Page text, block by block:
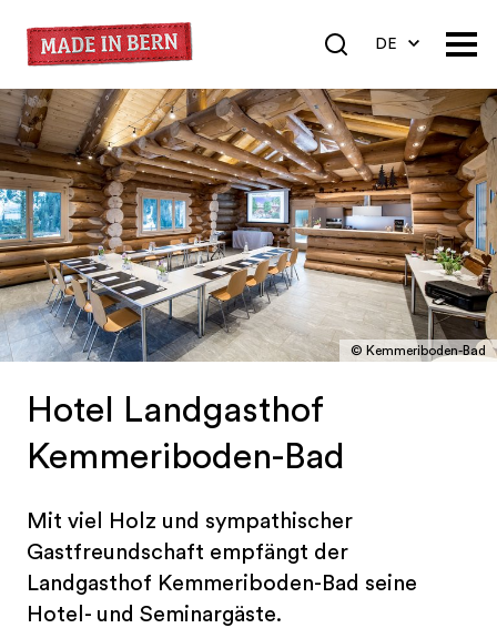
DE
FR
© Kemmeriboden-Bad
Hotel Landgasthof
Kemmeriboden-Bad
Mit viel Holz und sympathischer
Gastfreundschaft empfängt der
Landgasthof Kemmeriboden-Bad seine
Hotel- und Seminargäste.